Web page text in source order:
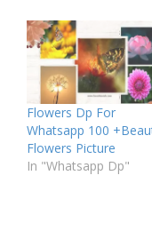
Flowers Dp For
Whatsapp 100
Flowers Picture
In "Whatsapp Dp"